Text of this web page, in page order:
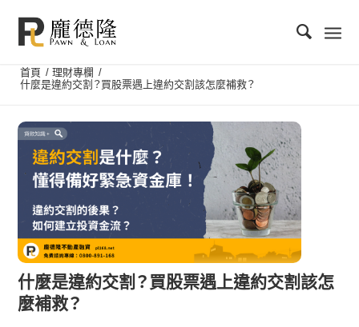
首頁 / 理財專欄 /
什麼是違約交割？買股票遇上違約交割該怎麼補救？
什麼是違約交割？買股票遇上違約交割該怎
麼補救？